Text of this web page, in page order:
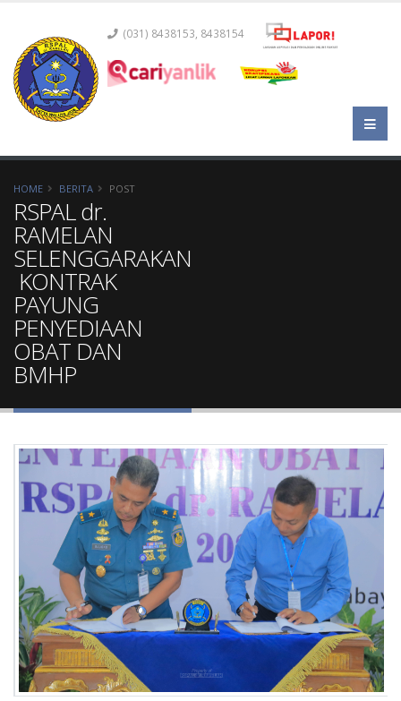
(031) 8438153, 8438154
HOME BERITA POST
RSPAL dr.
RAMELAN
SELENGGARAKAN
KONTRAK
PAYUNG
PENYEDIAAN
OBAT DAN
BMHP